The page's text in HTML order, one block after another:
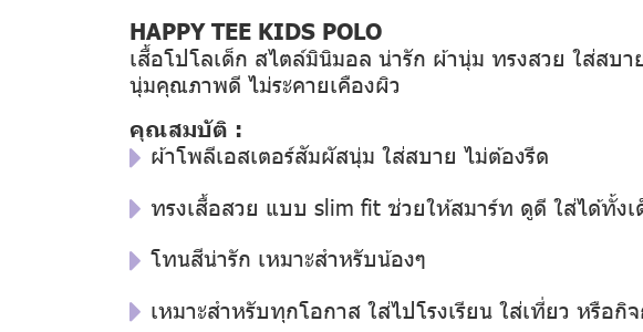
HAPPY TEE KIDS POLO
เสื้อโปโลเด็ก สไตล์มินิมอล น่ารัก ผ้านุ่ม ทรงสวย ใส่สบ
นุ่มคุณภาพดี ไม่ระคายเคืองผิว
คุณสมบัติ :
ผ้าโพลีเอสเตอร์สัมผัสนุ่ม ใส่สบาย ไม่ต้องรีด
ทรงเสื้อสวย แบบ slim fit ช่วยให้สมาร์ท ดูดี ใส่ได้ทั้ง
โทนสีน่ารัก เหมาะสำหรับน้องๆ
เหมาะสำหรับทุกโอกาส ใส่ไปโรงเรียน ใส่เที่ยว หรือกิ